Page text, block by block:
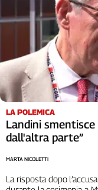
Molise
Basilicata
Calabria
Campania
Emilia-
Romagna
Friuli
Giulia
Lazio
LA POLEMICA
Landini smentisce
dall'altra parte”
La risposta dopo
MARTA NICOLETTI